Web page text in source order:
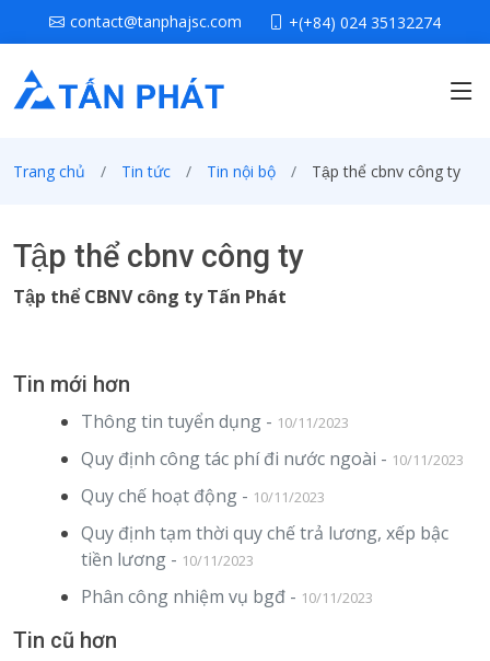
contact@tanphajsc.com +(+84) 024 35132274
Trang chủ Tin tức Tin nội bộ Tập thể cbnv công ty
Tập thể cbnv công ty
Tập thể CBNV công ty Tấn Phát
Tin mới hơn
Thông tin tuyển dụng - 10/11/2023
Quy định công tác phí đi nước ngoài - 10/11/2023
Quy chế hoạt động - 10/11/2023
Quy định tạm thời quy chế trả lương, xếp bậc
tiền lương - 10/11/2023
Phân công nhiệm vụ bgđ - 10/11/2023
Tin cũ hơn